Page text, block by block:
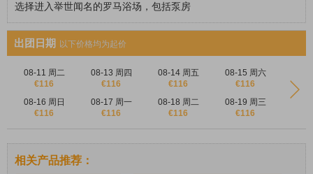
选择进入举世闻名的罗马浴场，包括泵房
出团日期 以下价格均为起价
08-11 周二
€116
08-13 周四
€116
08-14 周五
€116
08-15 周六
€116
08-16 周日
€116
08-17 周一
€116
08-18 周二
€116
08-19 周三
€116
相关产品推荐：